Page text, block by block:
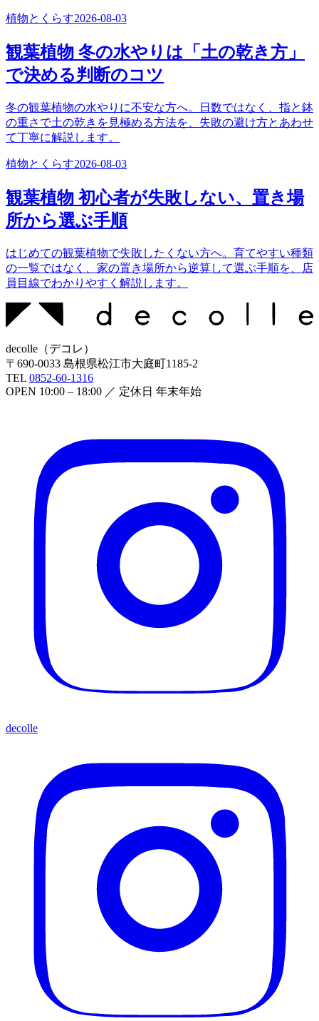
植物とくらす2026-08-03
観葉植物 冬の水やりは「土の乾き方」
で決める判断のコツ
冬の観葉植物の水やりに不安な方へ。日数ではなく、指と鉢
の重さで土の乾きを見極める方法を、失敗の避け方とあわせ
て丁寧に解説します。
植物とくらす2026-08-03
観葉植物 初心者が失敗しない、置き場
所から選ぶ手順
はじめての観葉植物で失敗したくない方へ。育てやすい種類
の一覧ではなく、家の置き場所から逆算して選ぶ手順を、店
員目線でわかりやすく解説します。
decolle （デコレ ）
〒 690-0033 島根県松江市大庭町1185-2
TEL 0852-60-1316
OPEN 10:00 – 18:00 ／ 定休日 年末年始
decolle